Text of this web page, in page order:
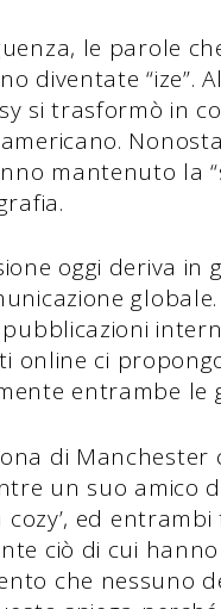
le parole
diventate “ize”.
si trasformò in
mantenuto la
oggi deriva in
globale.
online ci
entrambe le
di Manchester
un suo amico
cozy’, ed
ciò di cui
che nessuno